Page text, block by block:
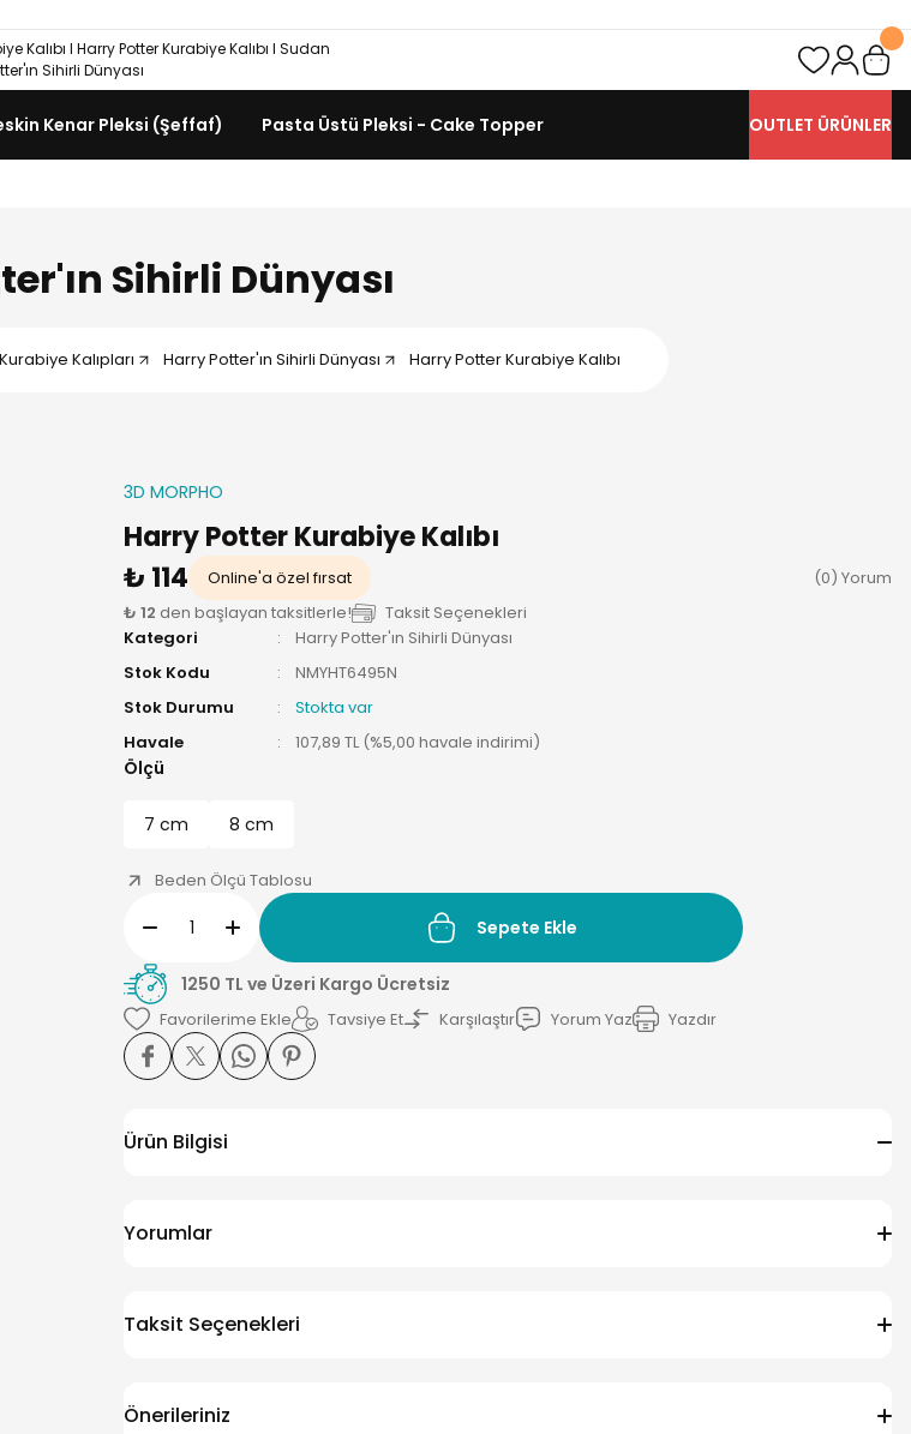
Kenar Pleksi (Şeffaf) Pasta Üstü Pleksi - Cake Topper OUTLET ÜRÜNLER
Sihirli Dünyası
Kurabiye Kalıpları Harry Potter'ın Sihirli Dünyası Harry Potter Kurabiye Kalıbı
3D MORPHO
Harry Potter Kurabiye Kalıbı
₺ 114
Online'a özel fırsat
(0) Yorum
₺ 12 den başlayan taksitlerle!
Taksit Seçenekleri
Kategori
Harry Potter'ın Sihirli Dünyası
Stok Kodu
NMYHT6495N
Stok Durumu
Stokta var
Havale
107,89 TL (%5,00 havale indirimi)
Ölçü
7 cm 8 cm
Beden Ölçü Tablosu
Sepete Ekle
1250 TL ve Üzeri Kargo Ücretsiz
Tavsiye Et Karşılaştır Yorum Yaz Yazdır
Ürün Bilgisi
Yorumlar
Taksit Seçenekleri
Önerileriniz